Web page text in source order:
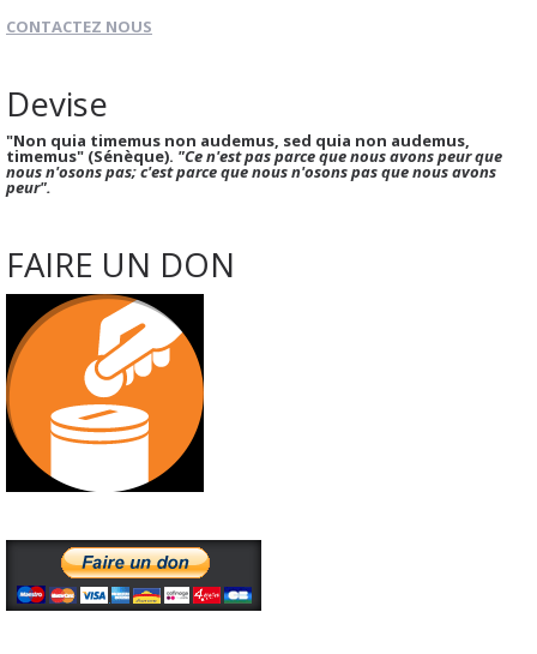
CONTACTEZ NOUS
Devise
"Non quia timemus non audemus, sed quia non audemus,
timemus" (Sénèque). "Ce n'est pas parce que nous avons peur que
nous n'osons pas; c'est parce que nous n'osons pas que nous avons
peur".
FAIRE UN DON